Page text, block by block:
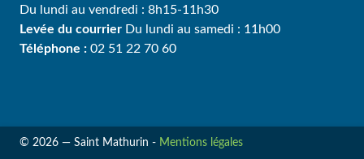
Du lundi au vendredi : 8h15-11h30
Levée du courrier Du lundi au samedi : 11h00
Téléphone : 02 51 22 70 60
© 2026 — Saint Mathurin - Mentions légales